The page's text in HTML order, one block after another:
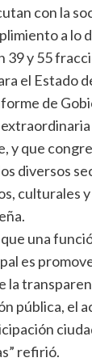
con la
a lo
39 y 55
el Estado
de
y que
diversos
culturales
una
es
la
pública, el
refirió.